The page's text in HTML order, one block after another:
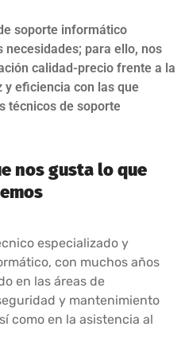
soporte informático
para ello, nos
calidad-precio frente a la
eficiencia con las que
técnicos de soporte
nos gusta lo que
especializado y
con muchos años
en las áreas de
y mantenimiento
como en la asistencia al